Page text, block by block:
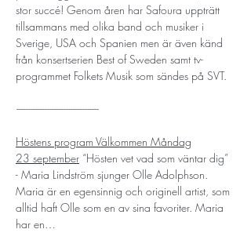
stor succé! Genom åren har Safoura uppträtt
tillsammans med olika band och musiker i
Sverige, USA och Spanien men är även känd
från konsertserien Best of Sweden samt tv-
programmet Folkets Musik som sändes på SVT.
-----------------------------------
Höstens program Välkommen Måndag
23 september “Hösten vet vad som väntar dig”
- Maria Lindström sjunger Olle Adolphson.
Maria är en egensinnig och originell artist, som
alltid haft Olle som en av sina favoriter. Maria
har en…